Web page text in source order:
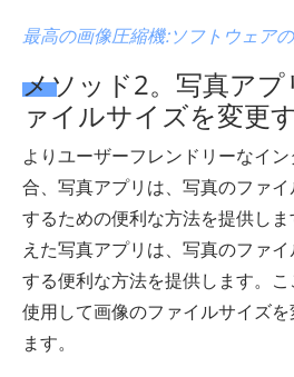
最高の画像圧縮機:ソフトウェア
メソッド2。写真アプ
ァイルサイズを変更
よりユーザーフレンドリーなイ
合、写真アプリは、写真のファ
するための便利な方法を提供し
えた写真アプリは、写真のファ
する便利な方法を提供します。
使用して画像のファイルサイズ
ます。